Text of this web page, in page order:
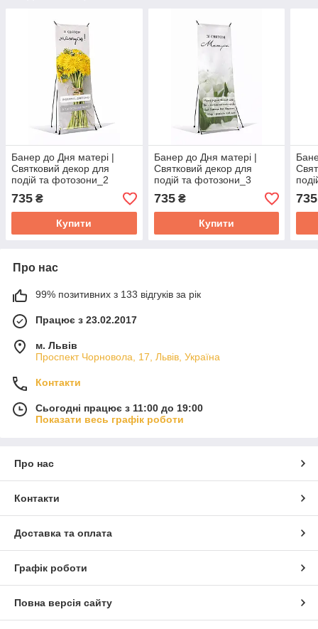
Банер до Дня матері |
Святковий декор для
подій та фотозони_2
735 ₴
Купити
Банер до Дня матері |
Святковий декор для
подій та фотозони_3
735₴
Купити
735
Про нас
99% позитивних з 133 відгуків за рік
Працює з 23.02.2017
м. Львів
Проспект Чорновола, 17, Львів, Україна
Контакти
Сьогодні працює з 11:00 до 19:00
Показати весь графік роботи
Про нас
Контакти
Доставка та оплата
Графік роботи
Повна версія сайту